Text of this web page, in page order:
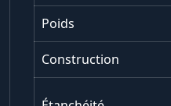
Poids
Construction